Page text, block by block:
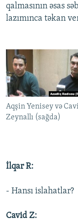
qalmasının əsas
lazımınca təkan
Aqşin Yenisey və
Zeynallı (sağda)
İlqar R:
- Hansı islahatlar?
Cavid Z: